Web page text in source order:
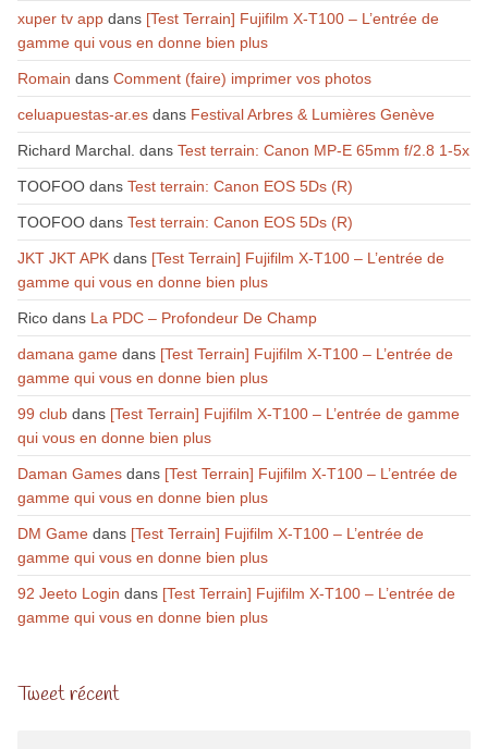
xuper tv appdans [Test Terrain] Fujifilm X-T100 – L’entrée de
gamme qui vous en donne bien plus
Romain dans Comment (faire) imprimer vos photos
celuapuestas-ar.esdans Festival Arbres & Lumières Genève
Richard Marchal. dans Test terrain: Canon MP-E 65mm f/2.8 1-5x
TOOFOOdans Test terrain: Canon EOS 5Ds (R)
TOOFOOdans Test terrain: Canon EOS 5Ds (R)
JKT JKT APKdans [Test Terrain] Fujifilm X-T100 – L’entrée de
gamme qui vous en donne bien plus
Ricodans La PDC – Profondeur De Champ
damana gamedans [Test Terrain] Fujifilm X-T100 – L’entrée de
gamme qui vous en donne bien plus
99 clubdans [Test Terrain] Fujifilm X-T100 – L’entrée de gamme
qui vous en donne bien plus
Daman Gamesdans [Test Terrain] Fujifilm X-T100 – L’entrée de
gamme qui vous en donne bien plus
DM Gamedans [Test Terrain] Fujifilm X-T100 – L’entrée de
gamme qui vous en donne bien plus
92 Jeeto Login dans [Test Terrain] Fujifilm X-T100 – L’entrée de
gamme qui vous en donne bien plus
Tweet récent